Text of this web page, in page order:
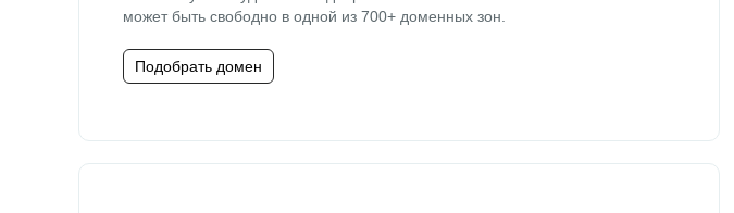
может быть свободно в одной из 700+ доменных зон.
Подобрать домен